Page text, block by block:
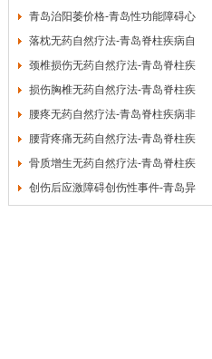
青岛治阳萎价格-青岛性功能障碍心
落枕无药自然疗法-青岛脊柱疾病自
颈椎损伤无药自然疗法-青岛脊柱疾
损伤胸椎无药自然疗法-青岛脊柱疾
腰疼无药自然疗法-青岛脊柱疾病非
腰背疼痛无药自然疗法-青岛脊柱疾
骨质增生无药自然疗法-青岛脊柱疾
创伤后应激障碍创伤性事件-青岛异